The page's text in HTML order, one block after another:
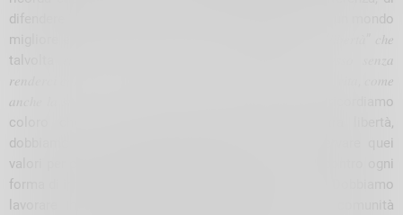
difendere i valori in cui crediamo e di combattere per un mondo
migliore e per la libertà di ciascun individuo. Q𝑢𝑒𝑙𝑙𝑎 “𝑙𝑖𝑏𝑒𝑟𝑡𝑎̀” 𝑐ℎ𝑒
talvolta 𝑟𝑖𝑡𝑒𝑛𝑖𝑎𝑚𝑜 𝑠𝑐𝑜𝑛𝑡𝑎𝑡𝑎, 𝑚𝑎 𝑐ℎ𝑒 𝑟𝑎𝑝𝑝𝑟𝑒𝑠𝑒𝑛𝑡𝑎, 𝑠𝑝𝑒𝑠𝑠𝑜 𝑠𝑒𝑛𝑧𝑎
𝑟𝑒𝑛𝑑𝑒𝑟𝑐𝑖 𝑐𝑜𝑛𝑡𝑜, 𝑢𝑛𝑎 𝑑𝑒𝑙𝑙𝑒 𝑐𝑜𝑠𝑒 𝑝𝑖𝑢̀ 𝑖𝑚𝑝𝑜𝑟𝑡𝑎𝑛𝑡𝑖 𝑑𝑒𝑙𝑙𝑎 𝑛𝑜𝑠𝑡𝑟𝑎 𝑣𝑖𝑡𝑎, 𝑐𝑜𝑚𝑒
𝑎𝑛𝑐ℎ𝑒 𝑙𝑎 𝑠𝑡𝑜𝑟𝑖𝑎 𝑟𝑒𝑐𝑒𝑛𝑡𝑒 𝑐𝑖 ℎ𝑎 𝑑𝑖𝑚𝑜𝑠𝑡𝑟𝑎𝑡𝑜. Oggi, mentre ricordiamo
coloro che hanno sacrificato tanto per la nostra libertà,
dobbiamo anche impegnarci a difendere e a preservare quei
valori per cui hanno lottato. Dobbiamo essere vigili contro ogni
forma di intolleranza, discriminazione e oppressione. Dobbiamo
lavorare insieme per costruire una società e una comunità